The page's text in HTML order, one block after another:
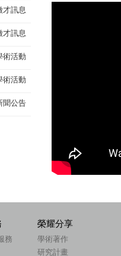
才訊息
才訊息
術活動
術活動
聞公告
務
榮耀分享
學術著作
研究計畫